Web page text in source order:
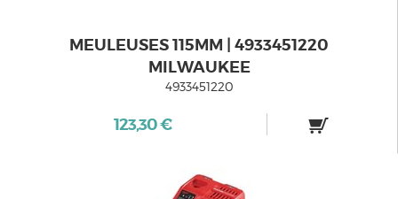
MEULEUSES 115MM | 4933451220
MILWAUKEE
4933451220
123,30 €